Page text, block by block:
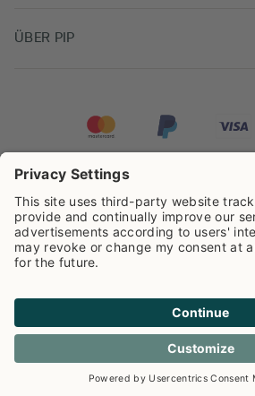
ÜBER PIP
auf der Grundlage von8.960
Cookie info
Versandkosten